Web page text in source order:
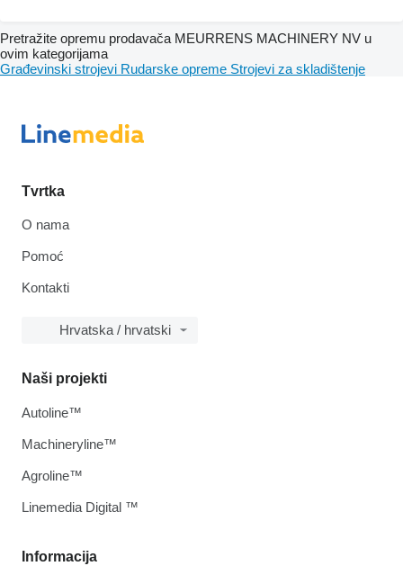
Pretražite opremu prodavača MEURRENS MACHINERY NV u
ovim kategorijama
Građevinski strojevi Rudarske opreme Strojevi za skladištenje
Tvrtka
O nama
Pomoć
Kontakti
Hrvatska / hrvatski
Informacija
Naši projekti
Autoline™
Machineryline™
Agroline™
Linemedia Digital ™